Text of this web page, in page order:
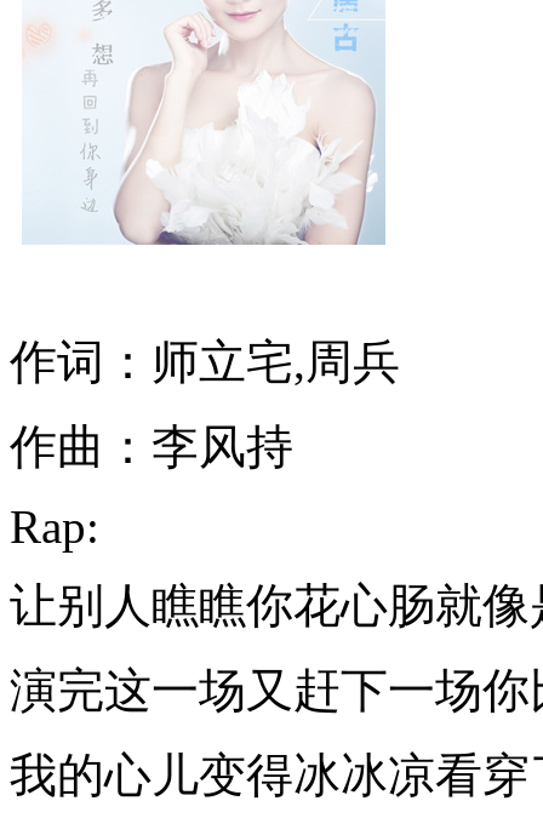
作词：师立宅,周兵
作曲：李风持
Rap:
让别人瞧瞧你花心肠就
演完这一场又赶下一场
我的心儿变得冰冰凉看